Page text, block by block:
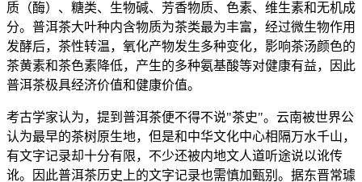
质（酶）、糖类、生物碱、芳香物质、色素、维生素和无机成
分。普洱茶大叶种内含物质为茶类最为丰富，经过微生物作用
发酵后，茶性转温，氧化产物发生多种变化，影响茶汤颜色的
茶黄素和茶色素降低，产生的多种氨基酸等对健康有益，因此
普洱茶极具经济价值和健康价值。
考古学家认为，提到普洱茶便不得不说"茶史"。云南被世界公
认为最早的茶树原生地，但是和中华文化中心相隔万水千山，
有文字记录却十分有限，不少还被内地文人道听途说以讹传
讹。因此普洱茶历史上的文字记录也需慎加甄别。据东晋常璩